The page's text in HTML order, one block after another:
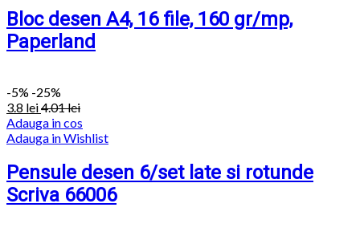
Bloc desen A4, 16 file, 160 gr/mp,
Paperland
-5% -25%
3.8 lei4.01lei
Adauga in cos
Adauga in Wishlist
Pensule desen 6/set late si rotunde
Scriva 66006